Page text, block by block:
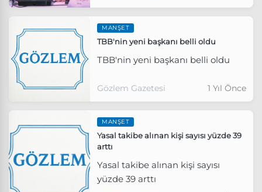
konuştu.
MANŞET
TBB'nin yeni başkanı belli oldu
TBB'nin yeni başkanı belli oldu
Gözlem Gazetesi 1 Yıl Önce
MANŞET
Yasal takibe alınan kişi sayısı yüzde 39
arttı
Yasal takibe alınan kişi sayısı
yüzde 39 arttı